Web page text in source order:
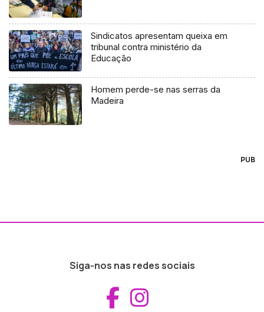
Sindicatos apresentam queixa em
tribunal contra ministério da
Educação
Homem perde-se nas serras da
Madeira
PUB
Siga-nos nas redes sociais
Aceder ao